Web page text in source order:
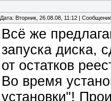
Дата: Вторник, 26.08.08, 11:12 |
Всё же
запуска диска,
от остатков
Во время
установки"!